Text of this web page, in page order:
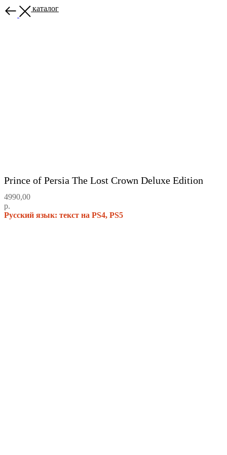
Назад в каталог
Prince of Persia The Lost Crown Deluxe Edition
4990,00
р.
Русский язык: текст на PS4, PS5